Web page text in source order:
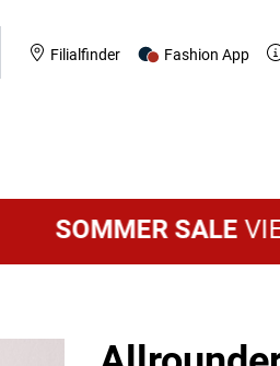
Filialfinder Fashion App
SOMMER SALE VIELE